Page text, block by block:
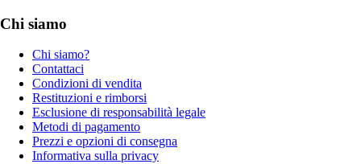
Chi siamo
Chi siamo?
Contattaci
Condizioni di vendita
Restituzioni e rimborsi
Esclusione di responsabilità legale
Metodi di pagamento
Prezzi e opzioni di consegna
Informativa sulla privacy